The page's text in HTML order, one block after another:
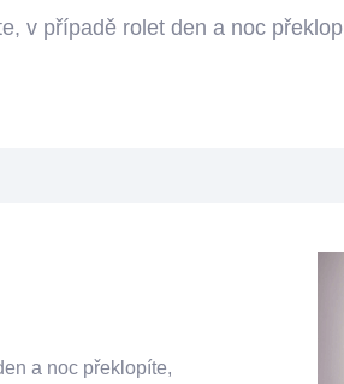
v případě rolet den a noc
a noc překlopíte,